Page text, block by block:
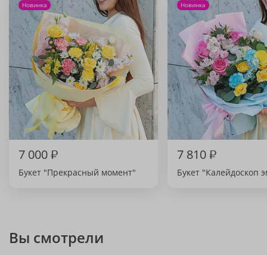
Новинка
7 000₽
Букет "Прекрасный момент"
Новинка
7 810₽
Букет "Калейдоскоп
Вы смотрели